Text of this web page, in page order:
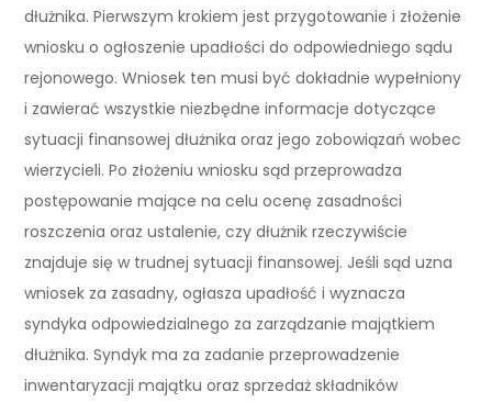
dłużnika. Pierwszym krokiem jest przygotowanie i złożenie
wniosku o ogłoszenie upadłości do odpowiedniego sądu
rejonowego. Wniosek ten musi być dokładnie wypełniony
i zawierać wszystkie niezbędne informacje dotyczące
sytuacji finansowej dłużnika oraz jego zobowiązań wobec
wierzycieli. Po złożeniu wniosku sąd przeprowadza
postępowanie mające na celu ocenę zasadności
roszczenia oraz ustalenie, czy dłużnik rzeczywiście
znajduje się w trudnej sytuacji finansowej. Jeśli sąd uzna
wniosek za zasadny, ogłasza upadłość i wyznacza
syndyka odpowiedzialnego za zarządzanie majątkiem
dłużnika. Syndyk ma za zadanie przeprowadzenie
inwentaryzacji majątku oraz sprzedaż składników